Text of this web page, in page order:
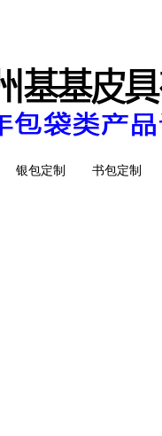
银包定制 书包定制